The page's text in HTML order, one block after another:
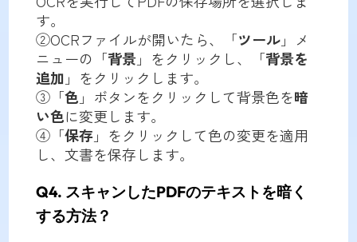
す。
②OCRファイルが開いたら、「ツール」メ
ニューの「背景」をクリックし、「背景を
追加 」をクリックします。
③「色 」ボタンをクリックして背景色を暗
い色に変更します。
④「保存」をクリックして色の変更を適用
し、文書を保存します。
Q4. スキャンしたPDFのテキストを暗く
する方法？